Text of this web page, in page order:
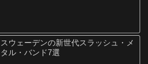
スウェーデンの新世代スラッシュ・メ
タル・バンド7選